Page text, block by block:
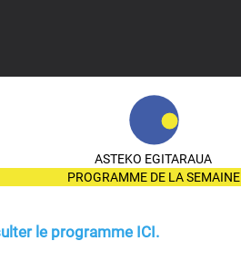
ASTEKO EGITARAUA
PROGRAMME DE LA SEMAINE
le programme ICI.